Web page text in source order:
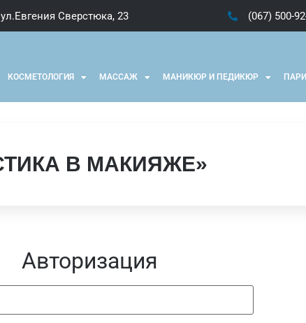
ул.Евгения Сверстюка, 23 (067) 500-
КОСМЕТОЛОГИЯ МАССАЖ МАНИКЮР И ПЕДИКЮР
В МАКИЯЖЕ»
Авторизация